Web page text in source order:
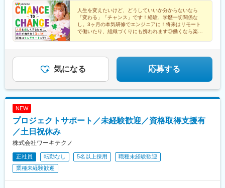
駅、飛騨古川駅、名鉄岐阜駅、穂積駅、鵜沼駅、中津川駅、宇治
山田駅、鳥羽駅、播磨駅、近鉄四日市駅、津駅、松阪駅、志摩神
明駅、五十鈴川駅、四日市駅、伊勢中川駅、西桑名駅、鵜方駅、
名張駅、熱海駅、三島駅、浜松駅、静岡駅、土本駅、掛川駅、沼
津駅、長沼駅(静岡県)、本吉原駅、新金谷駅、来宮駅、尾盛駅、藤
司港駅、天神駅、西鉄香椎駅、千早駅、福岡空港駅(鉄道)、西鉄二
日市駅、折尾駅、新宮中央駅、中洲川端駅、鹿児島中央駅前駅、
大山駅(鹿児島県)、指宿駅、川内駅(鹿児島県)、嘉例川駅、出水
駅、吉松駅、国分駅(鹿児島県)、大隅横川駅、阿久根駅、鹿児島
駅、市立病院前駅(鹿児島県)、加治木駅、霧島神宮駅、熊本駅、阿
尾駅(熊本県)、南熊本駅、武蔵塚駅、宇土駅、高森駅、日奈久温泉
駅、大分駅、由布院駅、別府駅(大分県)、中津駅(大分県)、賀来
駅、日田駅、東中津駅、南由布駅、長崎駅前駅、佐世保駅、南風
崎駅、諫早駅、早岐駅、大三東駅、二重橋前駅、上野広小路駅、
高輪ゲートウェイ駅、新宿御苑前駅、新橋駅、池袋駅、牛田駅(東
京都)、秋葉原駅、神泉駅、蔵前駅、とうきょうスカイツリー駅、
西日暮里駅、新日本橋駅、浜松町駅、日比谷駅、高島町駅、桜木
町駅、国分寺駅、立川駅、飯田橋駅、市ケ谷駅、小竹向原駅、錦
糸町駅、二子玉川駅、四ツ谷駅、自由が丘駅、新木場駅、森下駅
(東京都)、九段下駅、三軒茶屋駅、荻窪駅、春日駅(東京都)、日本
橋駅(東京都)、田町駅(東京都)、下北沢駅、神田駅(東京都)、新宿
西口駅、東池袋駅、二重橋前駅、西早稲田駅、北品川駅、汐留
町駅(東京都)、代々木八幡駅、浜松町駅、銀座駅、井の頭公園駅、
大崎広小路駅、代官山駅、下神明駅、高輪ゲートウェイ駅、立川
新桜台駅、九品仏駅、菊川駅(東京都)、本郷三丁目駅、茅場町駅、
新代田駅
人生を変えたいけど、どうしていいか分からないなら
「変わる」「チャンス」です！経験、学歴一切関係な
し。3ヶ月の本気研修でエンジニアに！将来はリモート
で働いたり、組織づくりにも携われます◎働くなら楽し
気になる 応募する
NEW
プロジェクトサポート／未経験歓迎／資格取得支援有
／土日祝休み
株式会社ワーキテクノ
正社員 転勤なし 5名以上採用
職種未経験歓迎
業種未経験歓迎